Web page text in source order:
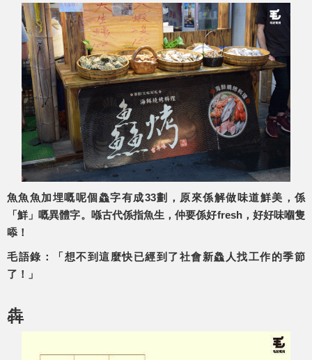
魚魚魚加埋嘅呢個鱻字有成33劃，原來係解做味道鮮美，係
「鮮」嘅異體字。喺古代係指魚生，仲要係好fresh，好好味嗰隻
㖭！
毛語錄：「想不到這麼快已經到了社會新鱻人找工作的季節
了！」
犇